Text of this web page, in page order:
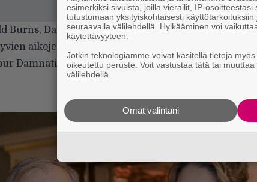
Burns, Damned by You ja etenkin Nowhere to Fly
aikojen hengessä. Sen sijaan akustiset viritelmät
Damnation eivät istu Thornsin linjaan lainkaan.
esimerkiksi sivuista, joilla vierailit, IP-
tutustumaan yksityiskohtaisesti
seuraavalla välilehdellä. Hylkääminen voi
käytettävyyteen.
Jotkin teknologiamme voivat käsitellä tietoja
oikeutettu peruste. Voit vastustaa tätä tai
välilehdellä.
Omat valintani